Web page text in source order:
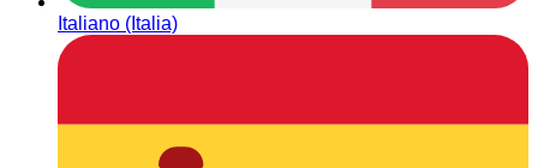
Italiano (Italia)